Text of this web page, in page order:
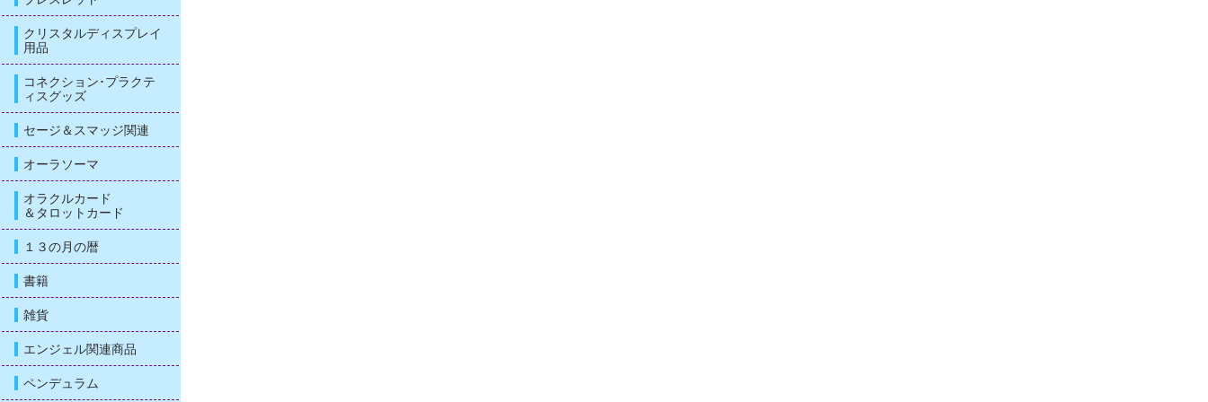
クリスタルディスプレイ
用品
コネクション･プラクテ
ィスグッズ
セージ＆スマッジ関連
オーラソーマ
オラクルカード
＆タロットカード
１３の月の暦
書籍
雑貨
エンジェル関連商品
ペンデュラム